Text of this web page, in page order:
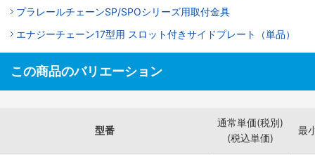
プラレールチェーンSP/SPOシリーズ用取付金具
エナジーチェーン17型用 スロット付きサイドプレート（単品）
この商品のバリエーション
型番
通常単価(税別)
(税込単価)
最